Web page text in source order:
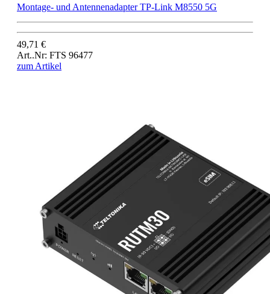
Montage- und Antennenadapter TP-Link M8550 5G
49,71 €
Art..Nr: FTS 96477
zum Artikel